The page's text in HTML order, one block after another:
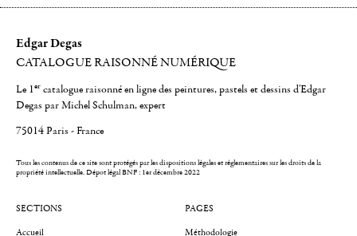
Edgar Degas
CATALOGUE RAISONNÉ NUMÉRIQUE
Le 1er catalogue raisonné en ligne des peintures, pastels et dessins d'Edgar
Degas par Michel Schulman, expert
75014 Paris - France
Tous les contenus de ce site sont protégés par les dispositions légales et réglementaires sur les droits de la
propriété intellectuelle.Dépot légal BNF : 1er décembre 2022
SECTIONS
Accueil
PAGES
Méthodologie